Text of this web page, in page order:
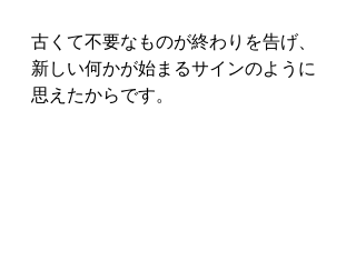
古くて不要なものが終わりを告げ、
新しい何かが始まるサインのように
思えたからです。